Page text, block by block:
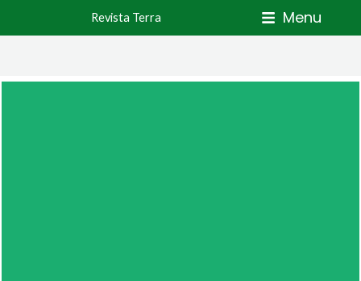
Revista Terra Menu